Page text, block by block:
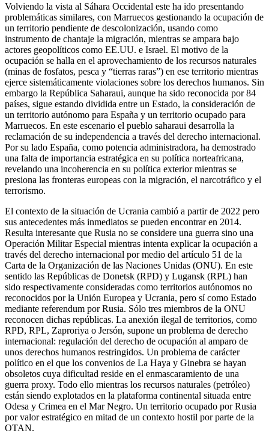
Volviendo la vista al Sáhara Occidental este ha ido presentando
problemáticas similares, con Marruecos gestionando la ocupación de
un territorio pendiente de descolonización, usando como
instrumento de chantaje la migración, mientras se ampara bajo
actores geopolíticos como EE.UU. e Israel. El motivo de la
ocupación se halla en el aprovechamiento de los recursos naturales
(minas de fosfatos, pesca y “tierras raras”) en ese territorio mientras
ejerce sistemáticamente violaciones sobre los derechos humanos. Sin
embargo la República Saharaui, aunque ha sido reconocida por 84
países, sigue estando dividida entre un Estado, la consideración de
un territorio autónomo para España y un territorio ocupado para
Marruecos. En este escenario el pueblo saharaui desarrolla la
reclamación de su independencia a través del derecho internacional.
Por su lado España, como potencia administradora, ha demostrado
una falta de importancia estratégica en su política norteafricana,
revelando una incoherencia en su política exterior mientras se
presiona las fronteras europeas con la migración, el narcotráfico y el
terrorismo.
El contexto de la situación de Ucrania cambió a partir de 2022 pero
sus antecedentes más inmediatos se pueden encontrar en 2014.
Resulta interesante que Rusia no se considere una guerra sino una
Operación Militar Especial mientras intenta explicar la ocupación a
través del derecho internacional por medio del artículo 51 de la
Carta de la Organización de las Naciones Unidas (ONU). En este
sentido las Repúblicas de Donetsk (RPD) y Lugansk (RPL) han
sido respectivamente consideradas como territorios autónomos no
reconocidos por la Unión Europea y Ucrania, pero sí como Estado
mediante referendum por Rusia. Sólo tres miembros de la ONU
reconocen dichas repúblicas. La anexión ilegal de territorios, como
RPD, RPL, Zaproriya o Jersón, supone un problema de derecho
internacional: regulación del derecho de ocupación al amparo de
unos derechos humanos restringidos. Un problema de carácter
político en el que los convenios de La Haya y Ginebra se hayan
obsoletos cuya dificultad reside en el enmascaramiento de una
guerra proxy. Todo ello mientras los recursos naturales (petróleo)
están siendo explotados en la plataforma continental situada entre
Odesa y Crimea en el Mar Negro. Un territorio ocupado por Rusia
por valor estratégico en mitad de un contexto hostil por parte de la
OTAN.